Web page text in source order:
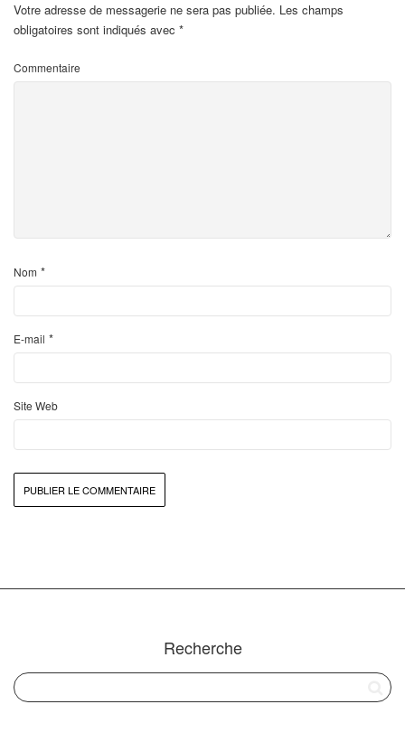
Votre adresse de messagerie ne sera pas publiée. Les champs
obligatoires sont indiqués avec *
Commentaire
Nom *
E-mail *
Site Web
Recherche